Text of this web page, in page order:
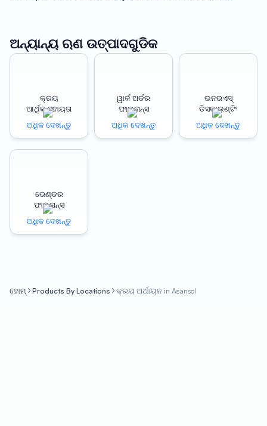
comes in.
procure the necessary materials and supplies. With Oxyzo,
businesses can improve their working capital cycles, reduce
procurement costs and grow their revenue and profitability.
The best part about Oxyzo Purchase finance is that it is a
Additionally, the loan is collateral-free, meaning that
businesses do not have to put up any assets as security.
Purchase finance is based on usage, which means that
ଅନ୍ୟାନ୍ୟ ଋଣ ଉତ୍ପାଦଗୁଡିକ
କ୍ରୟ
ଆର୍ଥିକ ସହାୟତା
ଅଧିକ ଦେଖନ୍ତୁ
ୱାର୍କ ଅର୍ଡର
ଫାଇନାନ୍ସ
ଅଧିକ ଦେଖନ୍ତୁ
ଇନଭଏସ୍
ଡିସକାଉଣ୍ଟିଂ
ଅଧିକ ଦେଖନ୍ତୁ
ଭେଣ୍ଡର
ଫାଇନାନ୍ସ
ଅଧିକ ଦେଖନ୍ତୁ
ହୋମ୍ Products By Locations କ୍ରୟ ଅର୍ଥାୟନ in Asansol